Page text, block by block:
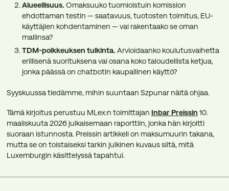
Alueellisuus. Omaksuuko tuomioistuin komission
ehdottaman testin — saatavuus, tuotosten toimitus, EU-
käyttäjien kohdentaminen — vai rakentaako se oman
mallinsa?
TDM-poikkeuksen tulkinta. Arvioidaanko koulutusvaihetta
erillisenä suorituksena vai osana koko taloudellista ketjua,
jonka päässä on chatbotin kaupallinen käyttö?
Syyskuussa tiedämme, mihin suuntaan Szpunar näitä ohjaa.
Tämä kirjoitus perustuu MLex:n toimittajan Inbar Preissin 10.
maaliskuuta 2026 julkaisemaan raporttiin, jonka hän kirjoitti
suoraan istunnosta. Preissin artikkeli on maksumuurin takana,
mutta se on toistaiseksi tarkin julkinen kuvaus siitä, mitä
Luxemburgin käsittelyssä tapahtui.